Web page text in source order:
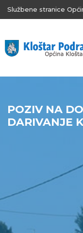
Službene stranice
POZIV NA
DARIVANJE